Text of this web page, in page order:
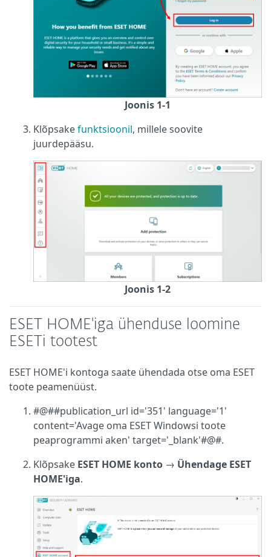
Joonis 1-1
Klõpsakefunktsioonil, millele soovite
juurdepääsu.
Joonis 1-2
ESET HOME'iga ühenduse loomine
ESETi tootest
ESET HOME'i kontoga saate ühendada otse oma ESET
toote peamenüüst.
#@##publication_url id='351' language='1'
content='Avage oma ESET Windowsi toote
peaprogrammi aken' target='_blank'#@#.
Klõpsake ESET HOME konto → Ühendage ESET
HOME'iga.